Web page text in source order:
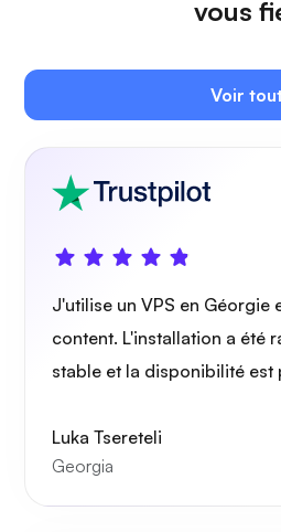
Grille de
Radiographie
vous
Voir
J'utilise un VPS en Géorgie
content. L'installation a été
stable et la disponibilité est
Luka Tsereteli
Georgia